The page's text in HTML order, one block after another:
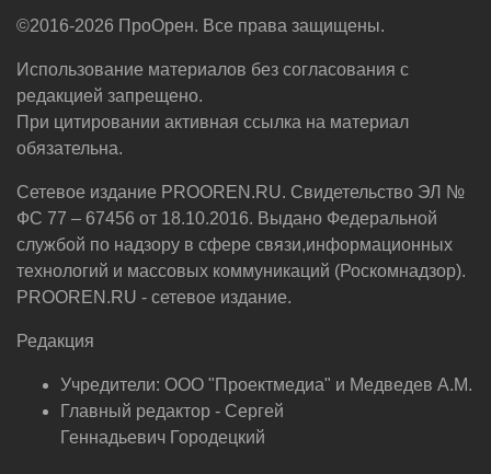
©2016-2026 ПроОрен. Все права защищены.
Использование материалов без согласования с
редакцией запрещено.
При цитировании активная ссылка на материал
обязательна.
Сетевое издание PROOREN.RU. Свидетельство ЭЛ №
ФС 77 – 67456 от 18.10.2016. Выдано Федеральной
службой по надзору в сфере связи,информационных
технологий и массовых коммуникаций (Роскомнадзор).
PROOREN.RU - сетевое издание.
Редакция
Учредители: ООО "Проектмедиа" и Медведев А.М.
Главный редактор - Сергей
Геннадьевич Городецкий